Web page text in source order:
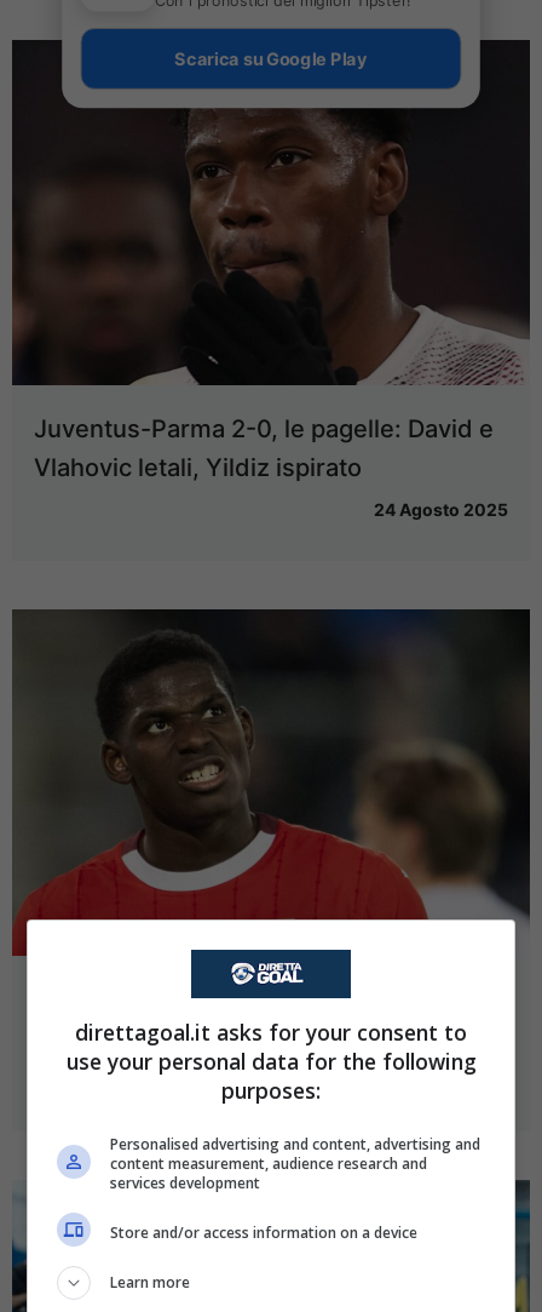
Juventus-Parma 2-0, le pagelle: David e
Vlahovic letali, Yildiz ispirato
24 Agosto 2025
Milan, problemi per Boniface: il nuovo
bomber arriva dalla Francia?
24 Agosto 2025
Scarica su Google Play
direttagoal.it asks for your consent to
use your personal data for the following
purposes:
Personalised advertising and content, advertising and
content measurement, audience research and
services development
Store and/or access information on a device
Learn more